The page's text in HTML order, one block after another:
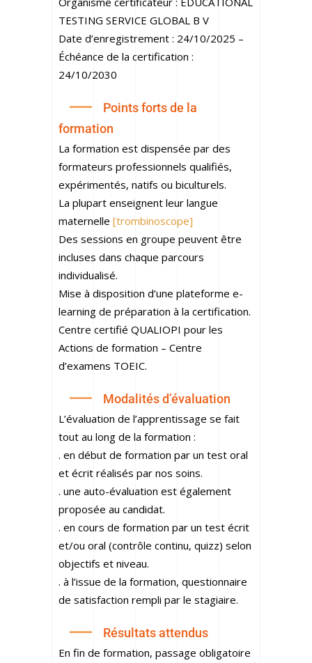
TESTING SERVICE GLOBAL B V
Date d’enregistrement : 24/10/2025 –
Échéance de la certification :
24/10/2030
Points forts de la
formation
La formation est dispensée par des
formateurs professionnels qualifiés,
expérimentés, natifs ou biculturels.
La plupart enseignent leur langue
maternelle [trombinoscope]
Des sessions en groupe peuvent être
incluses dans chaque parcours
individualisé.
Mise à disposition d’une plateforme e-
learning de préparation à la certification.
Centre certifié QUALIOPI pour les
Actions de formation – Centre
d’examens TOEIC.
Modalités d’évaluation
L’évaluation de l’apprentissage se fait
tout au long de la formation :
. en début de formation par un test oral
et écrit réalisés par nos soins.
. une auto-évaluation est également
proposée au candidat.
. en cours de formation par un test écrit
et/ou oral (contrôle continu, quizz) selon
objectifs et niveau.
. à l’issue de la formation, questionnaire
de satisfaction rempli par le stagiaire.
Résultats attendus
En fin de formation, passage obligatoire